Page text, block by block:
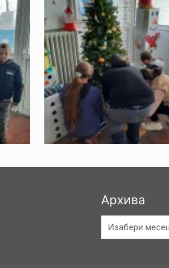
Архива
Архива